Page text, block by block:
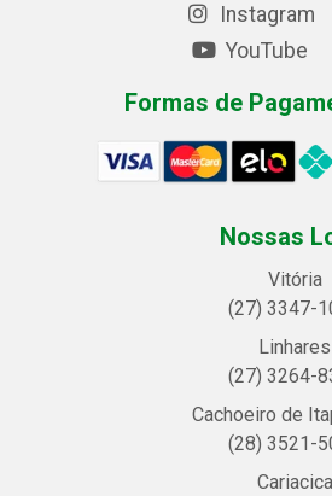
Instagram
YouTube
Formas de
Nossas
Vitória
(27) 3347-
Linhares
(27) 3264-
Cachoeiro de
(28) 3521-
Cariacica